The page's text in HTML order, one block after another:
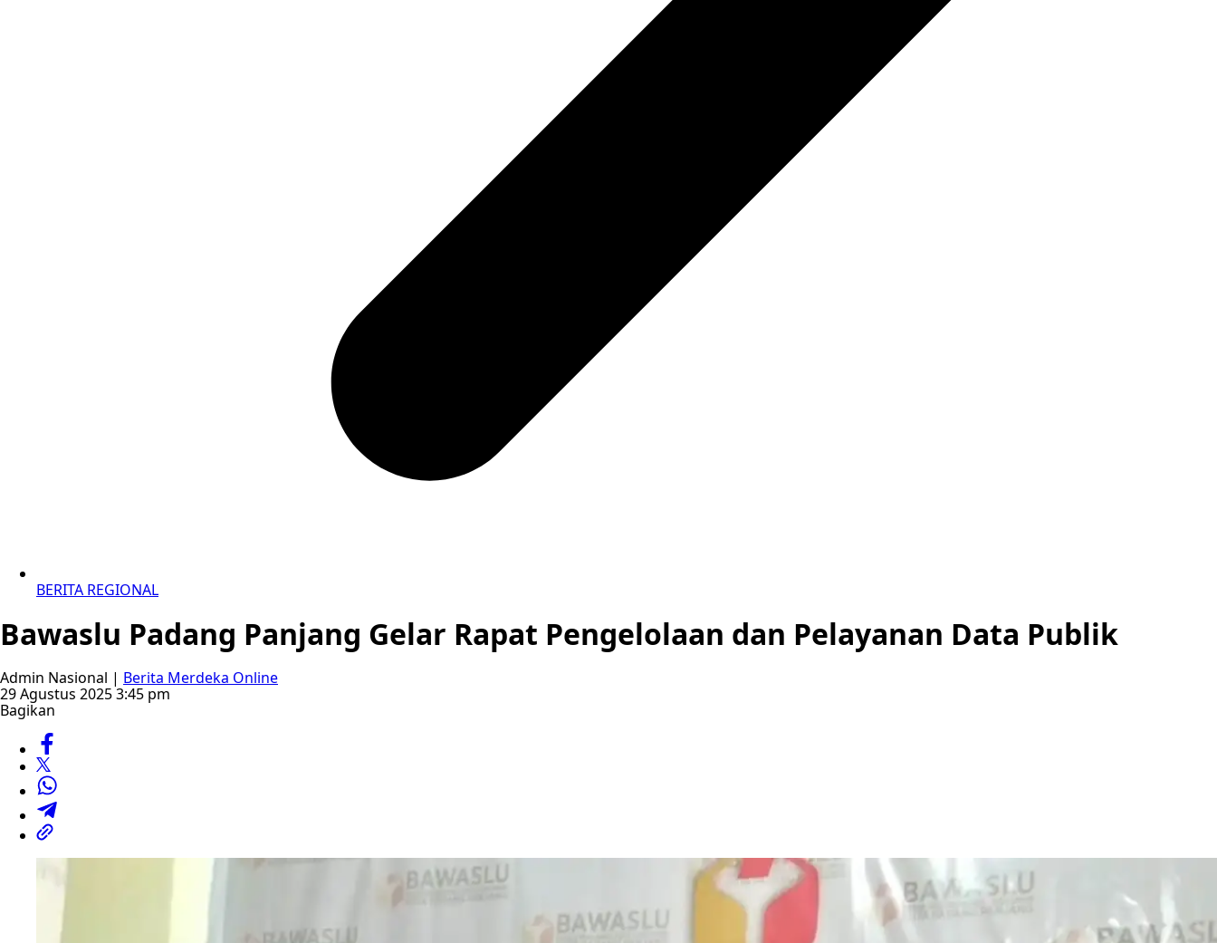
BERITA REGIONAL
Bawaslu Padang Panjang Gelar Rapat Pengelolaan dan Pelayanan Data Publik
Admin Nasional | Berita Merdeka Online
29 Agustus 2025 3:45 pm
Bagikan